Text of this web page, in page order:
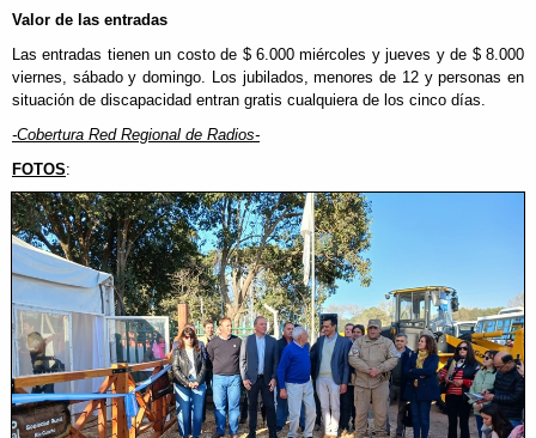
Valor de las entradas
Las entradas tienen un costo de $ 6.000 miércoles y jueves y de $ 8.000
viernes, sábado y domingo. Los jubilados, menores de 12 y personas en
situación de discapacidad entran gratis cualquiera de los cinco días.
-Cobertura Red Regional de Radios-
FOTOS: